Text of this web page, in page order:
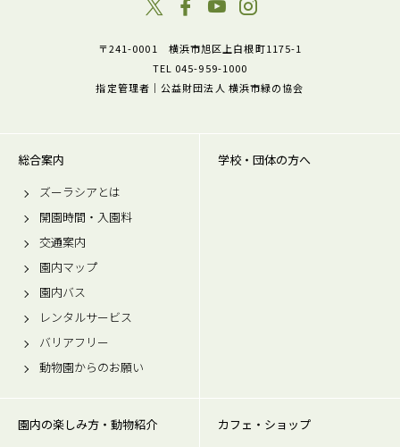
〒241-0001 横浜市旭区上白根町1175-1
TEL 045-959-1000
指定管理者｜公益財団法人 横浜市緑の協会
総合案内
ズーラシアとは
開園時間・入園料
交通案内
園内マップ
園内バス
レンタルサービス
バリアフリー
動物園からのお願い
学校・団体の方へ
園内の楽しみ方・動物紹介
カフェ・ショップ